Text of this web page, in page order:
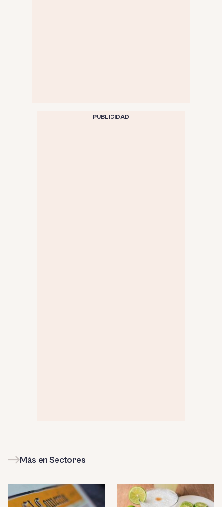
PUBLICIDAD
Más en Sectores